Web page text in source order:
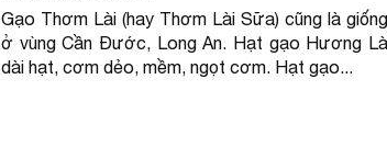
Gạo Thơm Lài (hay Thơm Lài Sữa) cũng là
ở vùng Cần Đước, Long An. Hạt gạo Hương
dài hạt, cơm dẻo, mềm, ngọt cơm. Hạt gạo...